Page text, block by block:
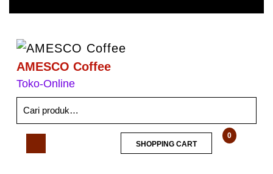
AMESCO Coffee
Toko-Online
0
SHOPPING CART